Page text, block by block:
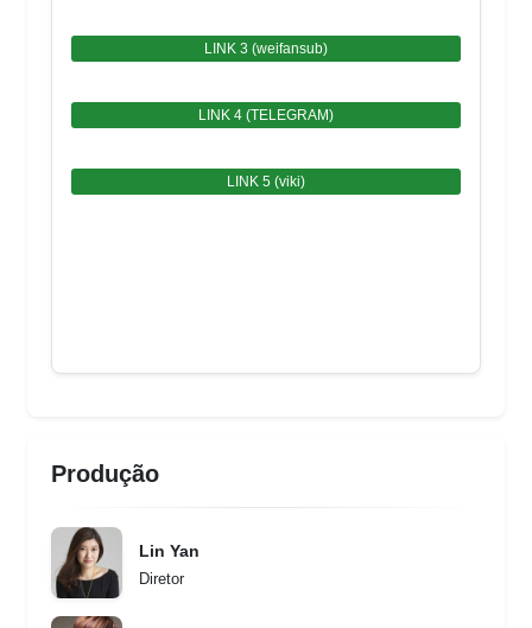
LINK 3 (weifansub)
LINK 4 (TELEGRAM)
LINK 5 (viki)
Produção
Lin Yan
Diretor